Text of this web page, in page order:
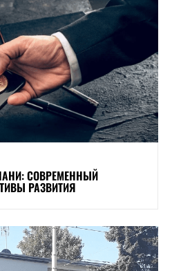
СОВРЕМЕННЫЙ
РАЗВИТИЯ